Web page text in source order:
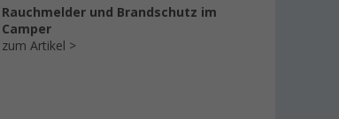
Rauchmelder und Brandschutz im
Camper
zum Artikel